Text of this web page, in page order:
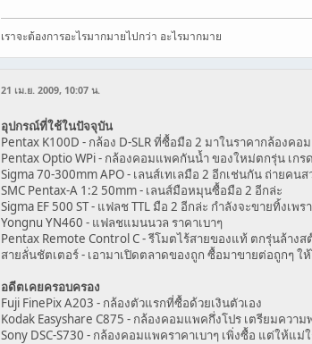
เราจะต้องการอะไรมากมายไปกว่า อะไรมากมาย
21 เม.ย. 2009, 10:07 น.
อุปกรณ์ที่ใช้ในปัจจุบัน
Pentax K100D - กล้อง D-SLR ที่ซื้อมือ 2 มาในราคากล้องคอ
Pentax Optio WPi - กล้องคอมแพคกันน้ำ ของใหม่ตกรุ่น เก
Sigma 70-300mm APO - เลนส์เทเลมือ 2 อีกเช่นกัน ถ่ายคน
SMC Pentax-A 1:2 50mm - เลนส์มือหมุนซื้อมือ 2 อีกล่ะ
Sigma EF 500 ST - แฟลช TTL มือ 2 อีกล่ะ กำลังจะขายทิ้ง
Yongnu YN460 - แฟลชแมนนวล ราคาเบาๆ
Pentax Remote Control C - รีโมตไร้สายของแท้ ตกรุ่นล้าง
สายลั่นชัตเตอร์ - เอามาเปิดตลาดของถูก ซื้อมาขายต่อถูกๆ ใ
อดีตเคยครอบครอง
Fuji FinePix A203 - กล้องตัวแรกที่ซื้อด้วยเงินตัวเอง
Kodak Easyshare C875 - กล้องคอมแพคกึ่งโปร เตรียมความ
Sony DSC-S730 - กล้องคอมแพคราคาเบาๆ เพิ่งซื้อ แต่ให้แม่